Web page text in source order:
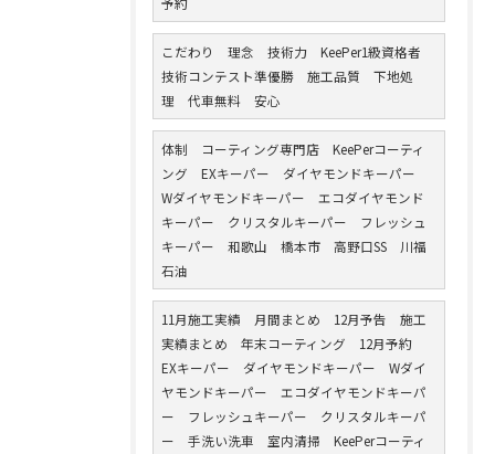
こだわり 理念 技術力 KeePer1級資格者
技術コンテスト準優勝 施工品質 下地処
理 代車無料 安心
体制 コーティング専門店 KeePerコーティ
ング EXキーパー ダイヤモンドキーパー
Wダイヤモンドキーパー エコダイヤモンド
キーパー クリスタルキーパー フレッシュ
キーパー 和歌山 橋本市 高野口SS 川福
石油
11月施工実績 月間まとめ 12月予告 施工
実績まとめ 年末コーティング 12月予約
EXキーパー ダイヤモンドキーパー Wダイ
ヤモンドキーパー エコダイヤモンドキーパ
ー フレッシュキーパー クリスタルキーパ
ー 手洗い洗車 室内清掃 KeePerコーティ